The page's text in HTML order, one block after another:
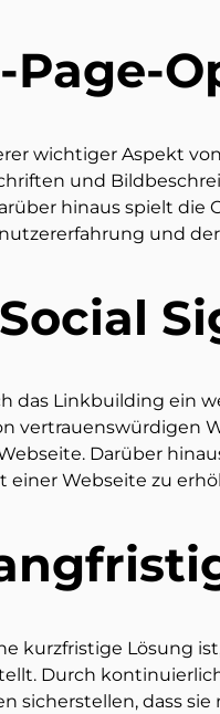
Page-
wichtiger Aspekt
und
hinaus spielt die
und
das Linkbuilding ein
vertrauenswürdigen
Darüber
einer Webseite zu
kurzfristige Lösung
Durch
dass